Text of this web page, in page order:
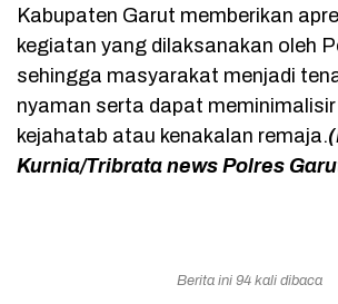
Kabupaten Garut memberikan
kegiatan yang dilaksanakan oleh
sehingga masyarakat menjadi
nyaman serta dapat
kejahatab atau kenakalan remaja.
Kurnia/Tribrata news Polres
Berita ini 94 kali dibaca